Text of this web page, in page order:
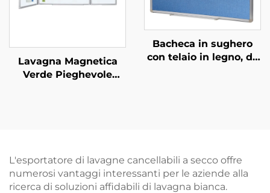
Lavagna Magnetica
Verde Pieghevole
Bacheca in sughero
con telaio in legno, da
L'esportatore di lavagne cancellabili a secco offre
numerosi vantaggi interessanti per le aziende alla
ricerca di soluzioni affidabili di lavagna bianca.